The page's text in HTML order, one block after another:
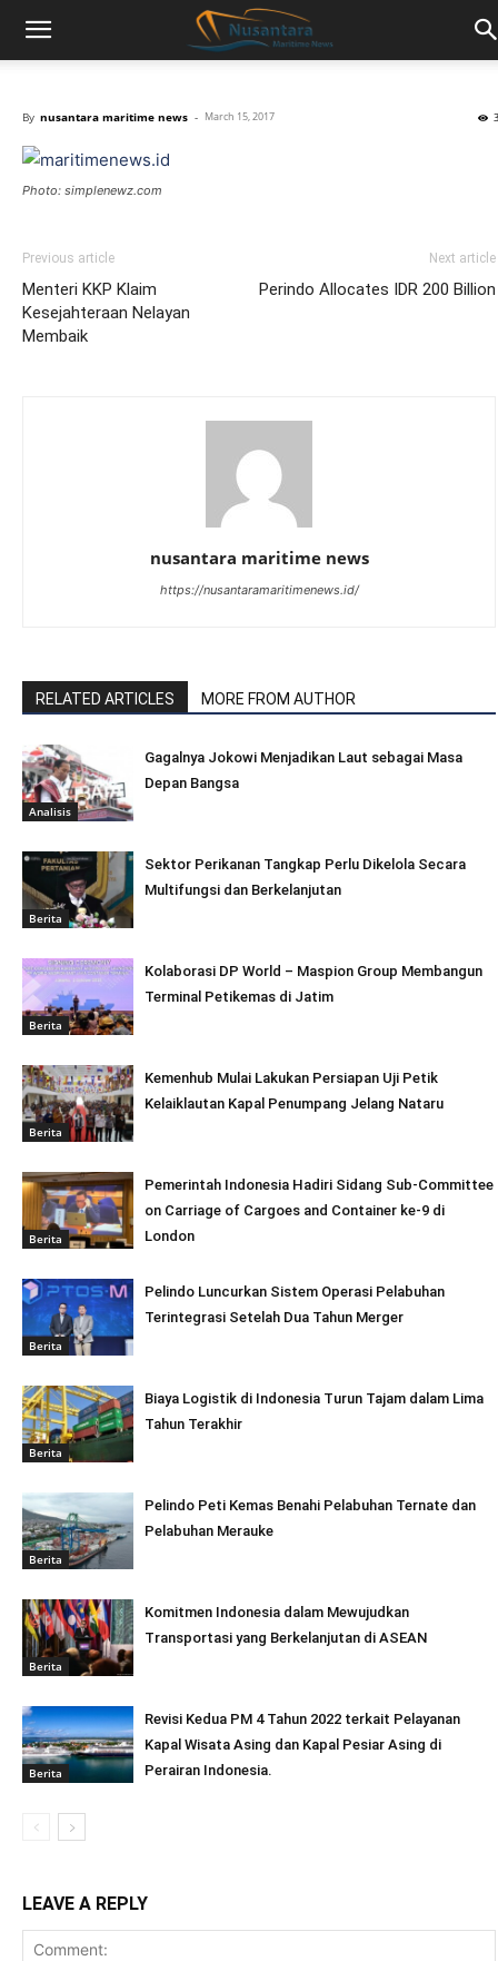
By nusantara maritime news - March 15, 2017
Photo: simplenewz.com
Previous article
Menteri KKP Klaim
Kesejahteraan Nelayan
Membaik
Next article
Perindo Allocates IDR 200 Billion
nusantara maritime news
https://nusantaramaritimenews.id/
RELATED ARTICLES MORE FROM AUTHOR
Analisis
Gagalnya Jokowi Menjadikan Laut sebagai Masa
Depan Bangsa
Berita
Sektor Perikanan Tangkap Perlu Dikelola Secara
Multifungsi dan Berkelanjutan
Berita
Kolaborasi DP World – Maspion Group Membangun
Terminal Petikemas di Jatim
Berita
Kemenhub Mulai Lakukan Persiapan Uji Petik
Kelaiklautan Kapal Penumpang Jelang Nataru
Berita
Pemerintah Indonesia Hadiri Sidang Sub-Committee
on Carriage of Cargoes and Container ke-9 di
London
Berita
Pelindo Luncurkan Sistem Operasi Pelabuhan
Terintegrasi Setelah Dua Tahun Merger
Berita
Biaya Logistik di Indonesia Turun Tajam dalam Lima
Tahun Terakhir
Berita
Pelindo Peti Kemas Benahi Pelabuhan Ternate dan
Pelabuhan Merauke
Berita
Komitmen Indonesia dalam Mewujudkan
Transportasi yang Berkelanjutan di ASEAN
Berita
Revisi Kedua PM 4 Tahun 2022 terkait Pelayanan
Kapal Wisata Asing dan Kapal Pesiar Asing di
Perairan Indonesia.
LEAVE A REPLY